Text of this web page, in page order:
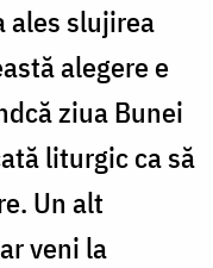
ales slujirea
alegere e
ziua Bunei
liturgic ca să
Un alt
veni la